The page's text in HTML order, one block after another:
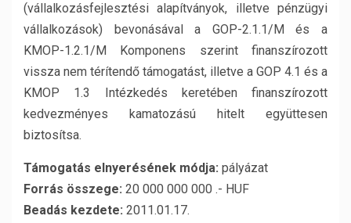
(vállalkozásfejlesztési alapítványok, illetve pénzügyi
vállalkozások) bevonásával a GOP-2.1.1/M és a
KMOP-1.2.1/M Komponens szerint finanszírozott
vissza nem térítendő támogatást, illetve a GOP 4.1 és a
KMOP 1.3 Intézkedés keretében finanszírozott
kedvezményes kamatozású hitelt együttesen
biztosítsa.
Támogatás elnyerésének módja: pályázat
Forrás összege: 20 000 000 000 .- HUF
Beadás kezdete: 2011.01.17.